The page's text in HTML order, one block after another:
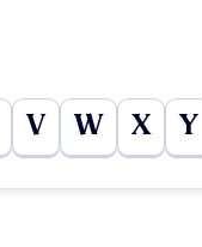
V W X Y